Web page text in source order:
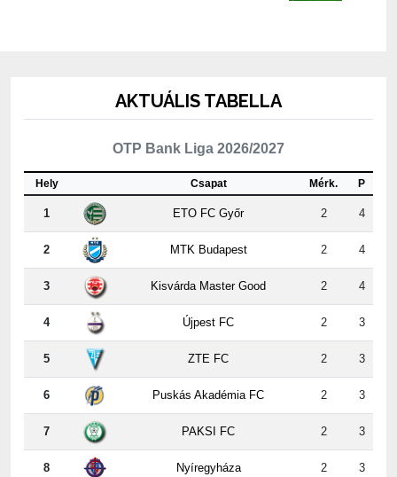
AKTUÁLIS TABELLA
OTP Bank Liga 2026/2027
Hely Csapat Mérk. P
1 ETO FC Győr 2 4
2 MTK Budapest 2 4
3 Kisvárda Master Good 2 4
4 Újpest FC 2 3
5 ZTE FC 2 3
6 Puskás Akadémia FC 2 3
7 PAKSI FC 2 3
8 Nyíregyháza 2 3